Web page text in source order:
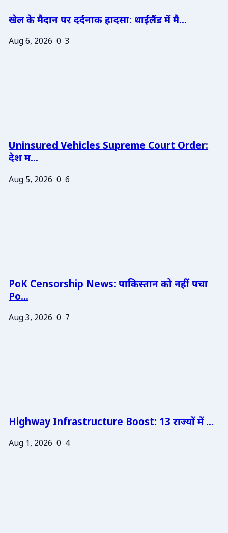
खेल के मैदान पर दर्दनाक हादसा: थाईलैंड में मै...
Aug 6, 2026 0 3
Uninsured Vehicles Supreme Court Order:
देश म...
Aug 5, 2026 0 6
PoK Censorship News: पाकिस्तान को नहीं पचा
Po...
Aug 3, 2026 0 7
Highway Infrastructure Boost: 13 राज्यों में ...
Aug 1, 2026 0 4